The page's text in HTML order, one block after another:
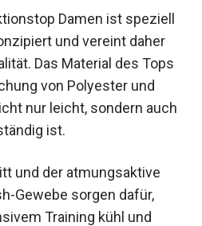
konzipiert und
Funktionalität. Das
aus einer Mischung
wodurch es nicht nur
und formbeständig
und der atmungsaktive
Gewebe sorgen dafür,